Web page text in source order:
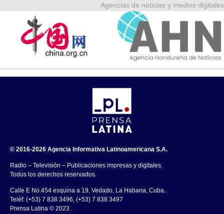
Agencias de noticias y medios digitales
© 2016-2026 Agencia Informativa Latinoamericana S.A.
Radio – Televisión – Publicaciones impresas y digitales.
Todos los derechos reservados.
Calle E No.454 esquina a 19, Vedado, La Habana, Cuba.
Teléf: (+53) 7 838 3496, (+53) 7 838 3497
Prensa Latina © 2023 .